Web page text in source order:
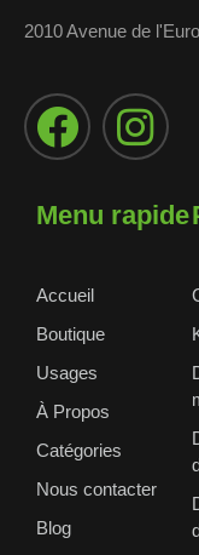
2010 Avenue de
Menu rapide
Accueil
Boutique
Usages
À Propos
Catégories
Nous contacter
Blog